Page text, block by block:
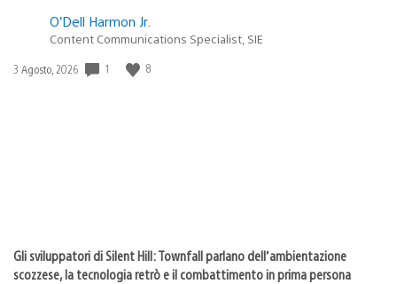
O’Dell Harmon Jr.
Content Communications Specialist, SIE
Data
3 Agosto, 2026 1 8
Gli sviluppatori di Silent Hill: Townfall parlano dell’ambientazione
scozzese, la tecnologia retrò e il combattimento in prima persona